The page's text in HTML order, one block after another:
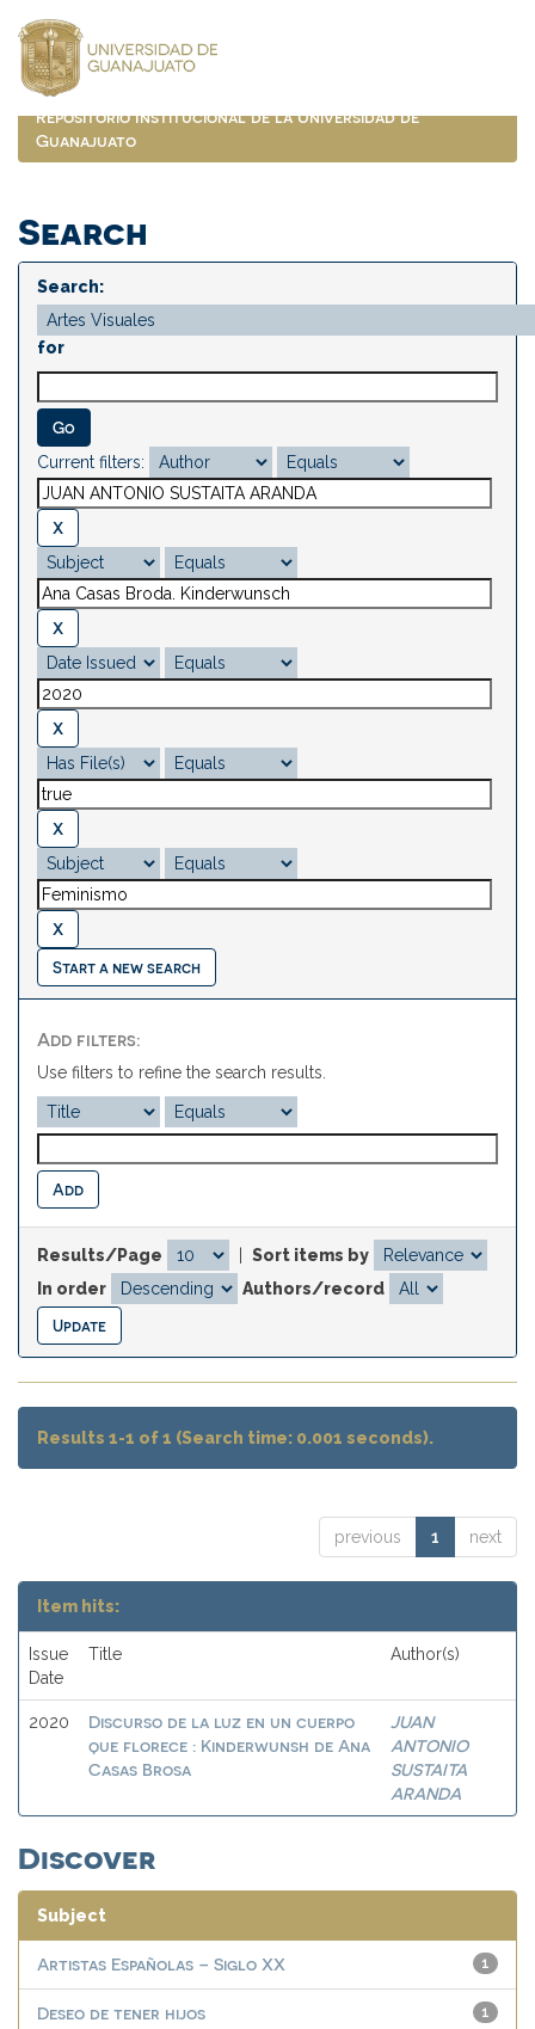
navigation
Repositorio Institucional de la Universidad de
Guanajuato
Search
Search:
for
Current filters:
Start a new search
Add filters:
Use filters to refine the search results.
Results/Page
Sort items by
In order
Authors/record
Results 1-1 of 1 (Search time: 0.001 seconds).
previous 1 next
Item hits:
Issue
Date
Title Author(s)
2020
Discurso de la luz en un cuerpo
que florece : Kinderwunsh de Ana
Casas Brosa
JUAN
ANTONIO
SUSTAITA
ARANDA
Discover
Subject
1
Artistas Españolas – Siglo XX
1
Deseo de tener hijos